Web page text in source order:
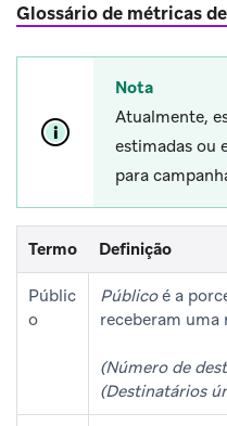
Glossário de métricas
Nota
Atualmente,
estimadas ou
para
Termo Definição
Públic
o
Públicoé a
receberam uma
(Número de
(Destinatários